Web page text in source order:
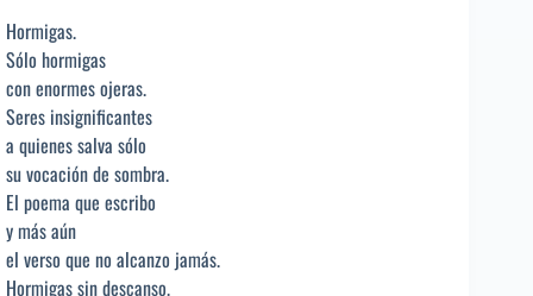
Hormigas.
Sólo hormigas
con enormes ojeras.
Seres insignificantes
a quienes salva sólo
su vocación de sombra.
El poema que escribo
y más aún
el verso que no alcanzo jamás.
Hormigas sin descanso.